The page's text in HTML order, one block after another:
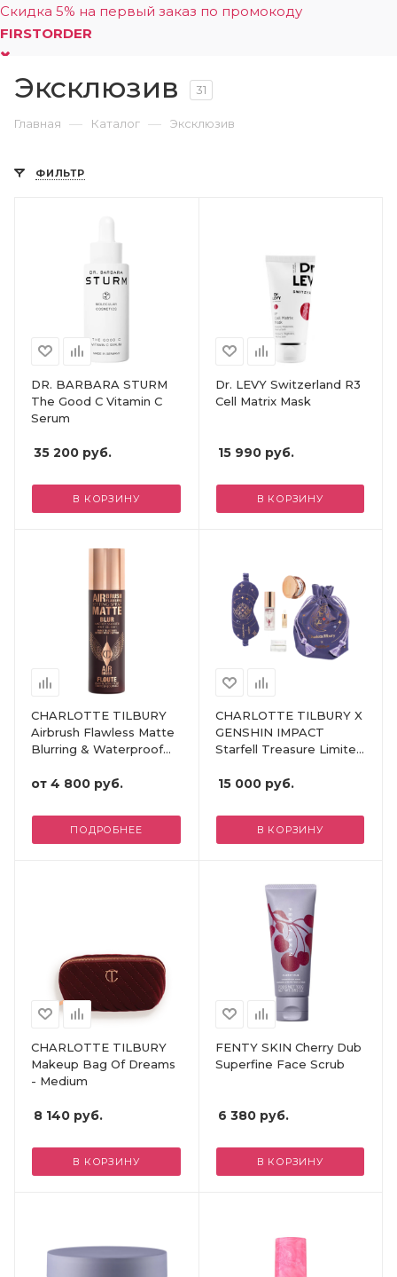
Скидка 5% на первый заказ по промокоду
FIRSTORDER
Эксклюзив 31
Главная — Каталог — Эксклюзив
ФИЛЬТР
DR. BARBARA STURM
The Good C Vitamin C
Serum
35 200 руб.
В КОРЗИНУ
Dr. LEVY Switzerland R3
Cell Matrix Mask
15 990руб.
В КОРЗИНУ
CHARLOTTE TILBURY
Airbrush Flawless Matte
Blurring & Waterproof
от 4 800 руб.
ПОДРОБНЕЕ
CHARLOTTE TILBURY X
GENSHIN IMPACT
Starfell Treasure Limited
15 000руб.
В КОРЗИНУ
CHARLOTTE TILBURY
Makeup Bag Of Dreams
- Medium
8 140 руб.
В КОРЗИНУ
FENTY SKIN Cherry Dub
Superfine Face Scrub
6 380руб.
В КОРЗИНУ